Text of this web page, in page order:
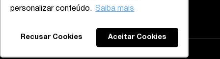
personalizar conteúdo. Saiba mais
Recusar Cookies Aceitar Cookies